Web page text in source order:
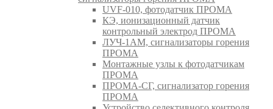
UVF-010, фотодатчик ПРОМА
КЭ, ионизационный датчик
контрольный электрод ПРОМА
ЛУЧ-1АМ, сигнализаторы горения
ПРОМА
Монтажные узлы к фотодатчикам
ПРОМА
ПРОМА-СГ, сигнализатор горения
ПРОМА